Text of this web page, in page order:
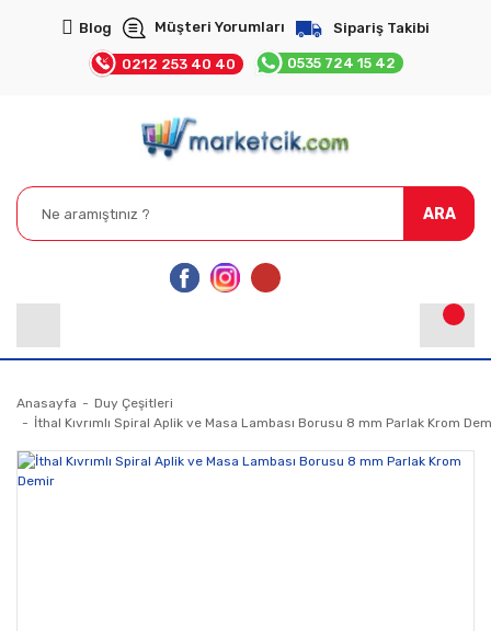
Blog Müşteri Yorumları Sipariş Takibi
0212 253 40 40 0535 724 15 42
ARA
Anasayfa
Duy Çeşitleri
İthal Kıvrımlı Spiral Aplik ve Masa Lambası Borusu 8 mm Parlak Krom